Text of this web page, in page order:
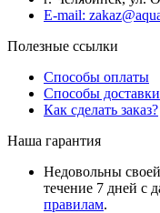
E-mail:
Полезные ссылки
Способы оплаты
Способы доставки
Как сделать заказ?
Наша гарантия
Недовольны
течение 7 дней с
правилам.